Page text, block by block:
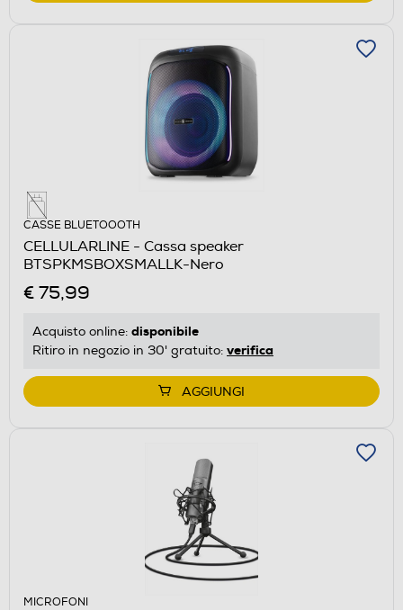
CASSE BLUETOOOTH
CELLULARLINE - Cassa speaker
BTSPKMSBOXSMALLK-Nero
€ 75,99
Acquisto online: disponibile
Ritiro in negozio in 30' gratuito: verifica
AGGIUNGI
MICROFONI